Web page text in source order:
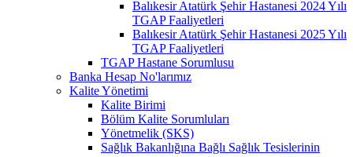
Balıkesir Atatürk Şehir Hastanesi 2024 Yılı
TGAP Faaliyetleri
Balıkesir Atatürk Şehir Hastanesi 2025 Yılı
TGAP Faaliyetleri
TGAP Hastane Sorumlusu
Banka Hesap No'larımız
Kalite Yönetimi
Kalite Birimi
Bölüm Kalite Sorumluları
Yönetmelik (SKS)
Sağlık Bakanlığına Bağlı Sağlık Tesislerinin